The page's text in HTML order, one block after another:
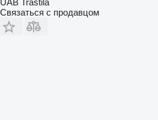
Связаться с продавцом